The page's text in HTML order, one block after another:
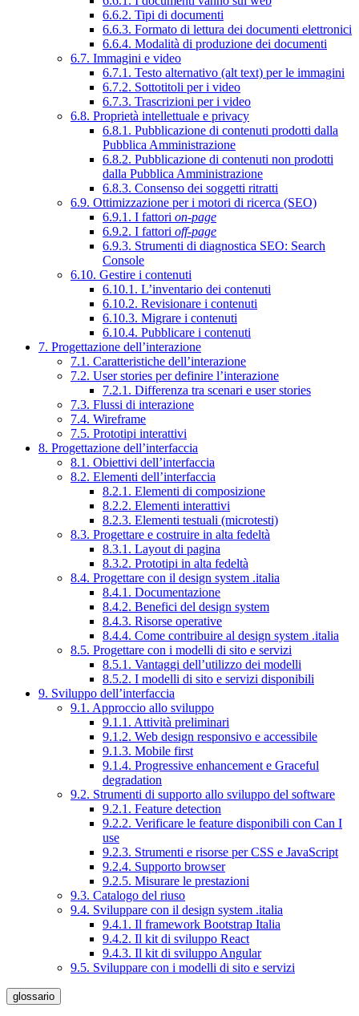
6.6.2. Tipi di documenti
6.6.3. Formato di lettura dei documenti elettronici
6.6.4. Modalità di produzione dei documenti
6.7. Immagini e video
6.7.1. Testo alternativo (alt text) per le immagini
6.7.2. Sottotitoli per i video
6.7.3. Trascrizioni per i video
6.8. Proprietà intellettuale e privacy
6.8.1. Pubblicazione di contenuti prodotti dalla
Pubblica Amministrazione
6.8.2. Pubblicazione di contenuti non prodotti
dalla Pubblica Amministrazione
6.8.3. Consenso dei soggetti ritratti
6.9. Ottimizzazione per i motori di ricerca (SEO)
6.9.1. I fattori on-page
6.9.2. I fattori off-page
6.9.3. Strumenti di diagnostica SEO: Search
Console
6.10. Gestire i contenuti
6.10.1. L’inventario dei contenuti
6.10.2. Revisionare i contenuti
6.10.3. Migrare i contenuti
6.10.4. Pubblicare i contenuti
7. Progettazione dell’interazione
7.1. Caratteristiche dell’interazione
7.2. User stories per definire l’interazione
7.2.1. Differenza tra scenari e user stories
7.3. Flussi di interazione
7.4. Wireframe
7.5. Prototipi interattivi
8. Progettazione dell’interfaccia
8.1. Obiettivi dell’interfaccia
8.2. Elementi dell’interfaccia
8.2.1. Elementi di composizione
8.2.2. Elementi interattivi
8.2.3. Elementi testuali (microtesti)
8.3. Progettare e costruire in alta fedeltà
8.3.1. Layout di pagina
8.3.2. Prototipi in alta fedeltà
8.4. Progettare con il design system .italia
8.4.1. Documentazione
8.4.2. Benefici del design system
8.4.3. Risorse operative
8.4.4. Come contribuire al design system .italia
8.5. Progettare con i modelli di sito e servizi
8.5.1. Vantaggi dell’utilizzo dei modelli
8.5.2. I modelli di sito e servizi disponibili
9. Sviluppo dell’interfaccia
9.1. Approccio allo sviluppo
9.1.1. Attività preliminari
9.1.2. Web design responsivo e accessibile
9.1.3. Mobile first
9.1.4. Progressive enhancement e Graceful
degradation
9.2. Strumenti di supporto allo sviluppo del software
9.2.1. Feature detection
9.2.2. Verificare le feature disponibili con Can I
use
9.2.3. Strumenti e risorse per CSS e JavaScript
9.2.4. Supporto browser
9.2.5. Misurare le prestazioni
9.3. Catalogo del riuso
9.4. Sviluppare con il design system .italia
9.4.1. Il framework Bootstrap Italia
9.4.2. Il kit di sviluppo React
9.4.3. Il kit di sviluppo Angular
9.5. Sviluppare con i modelli di sito e servizi
glossario